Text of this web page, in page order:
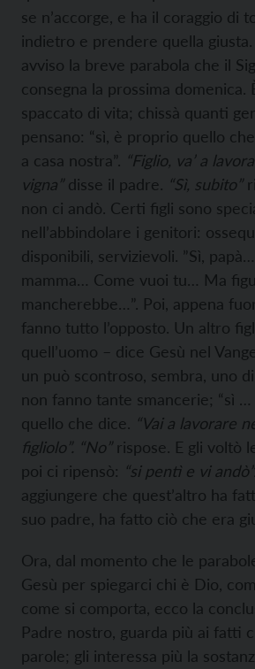
se n’accorge, e ha il coraggio di
indietro e prendere quella
avviso la breve parabola che il
consegna la prossima domenica.
spaccato di vita; chissà quanti
pensano: “sì, è proprio quello
a casa nostra”. “Figlio, va’ a
vigna” disse il padre. “Sì, subito”
non ci andò. Certi figli sono
nell’abbindolare i genitori:
disponibili, servizievoli. ”Sì,
mamma… Come vuoi tu… Ma
mancherebbe…”. Poi, appena
fanno tutto l’opposto. Un altro
quell’uomo – dice Gesù nel
un può scontroso, sembra, uno
non fanno tante smancerie; “sì
quello che dice. “Vai a lavorare
figliolo”. “No” rispose. E gli voltò
poi ci ripensò: “si pentì e vi andò”.
aggiungere che quest’altro ha
suo padre, ha fatto ciò che era
Ora, dal momento che le
Gesù per spiegarci chi è Dio,
come si comporta, ecco la
Padre nostro, guarda più ai fatti
parole; gli interessa più la